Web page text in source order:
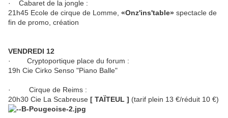
· Cabaret de la jongle :
21h45 Ecole de cirque de Lomme, «Onz'ins'table» spectacle de
fin de promo, création
VENDREDI 12
· Cryptoportique place du forum :
19h Cie Cirko Senso "Piano Balle"
· Cirque de Reims :
20h30 Cie La Scabreuse [ TAÏTEUL ] (tarif plein 13 €/réduit 10 €)